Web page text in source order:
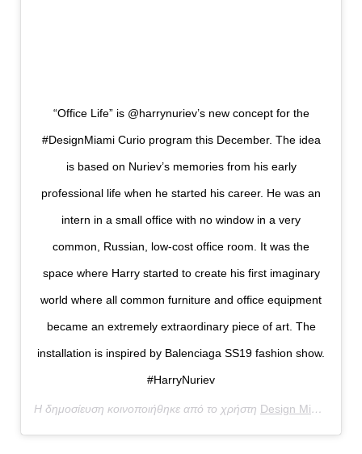
“Office Life” is @harrynuriev’s new concept for the
#DesignMiami Curio program this December. The idea
is based on Nuriev’s memories from his early
professional life when he started his career. He was an
intern in a small office with no window in a very
common, Russian, low-cost office room. It was the
space where Harry started to create his first imaginary
world where all common furniture and office equipment
became an extremely extraordinary piece of art. The
installation is inspired by Balenciaga SS19 fashion show.
#HarryNuriev
Η δημοσίευση κοινοποιήθηκε από το χρήστη Design Miami/